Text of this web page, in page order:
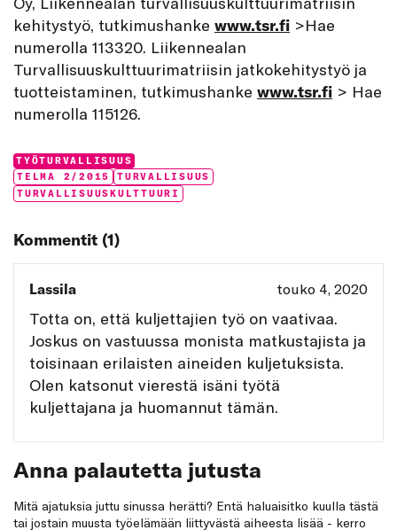
kehitystyö, tutkimushanke www.tsr.fi >Hae
numerolla 113320. Liikennealan
Turvallisuuskulttuurimatriisin jatkokehitystyö ja
tuotteistaminen, tutkimushanke www.tsr.fi > Hae
numerolla 115126.
Categories:
TYÖTURVALLISUUS
Tags:
TELMA 2/2015
TURVALLISUUS
TURVALLISUUSKULTTUURI
Kommentit (1)
Lassila touko 4, 2020
Totta on, että kuljettajien työ on vaativaa.
Joskus on vastuussa monista matkustajista ja
toisinaan erilaisten aineiden kuljetuksista.
Olen katsonut vierestä isäni työtä
kuljettajana ja huomannut tämän.
Anna palautetta jutusta
Mitä ajatuksia juttu sinussa herätti? Entä haluaisitko kuulla tästä
tai jostain muusta työelämään liittyvästä aiheesta lisää - kerro